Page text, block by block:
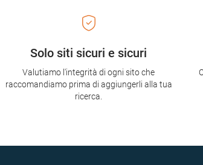
Solo siti sicuri e sicuri
Valutiamo l'integrità di ogni sito che
raccomandiamo prima di aggiungerli alla tua
ricerca.